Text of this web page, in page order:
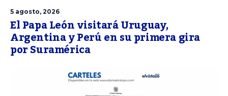
5 agosto, 2026
El Papa León visitará Uruguay,
Argentina y Perú en su primera gira
por Suramérica